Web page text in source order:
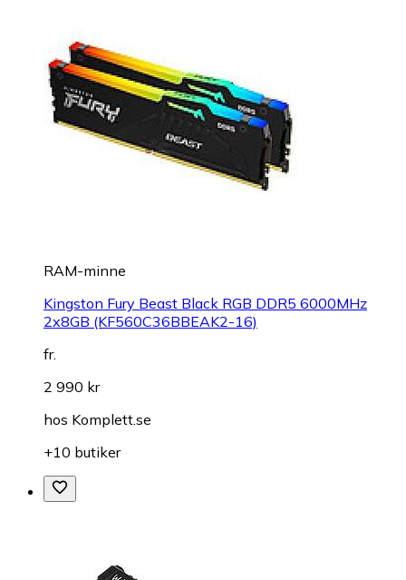
RAM-minne
Kingston Fury Beast Black RGB DDR5 6000MHz
2x8GB (KF560C36BBEAK2-16)
fr.
2 990 kr
hos Komplett.se
+10 butiker